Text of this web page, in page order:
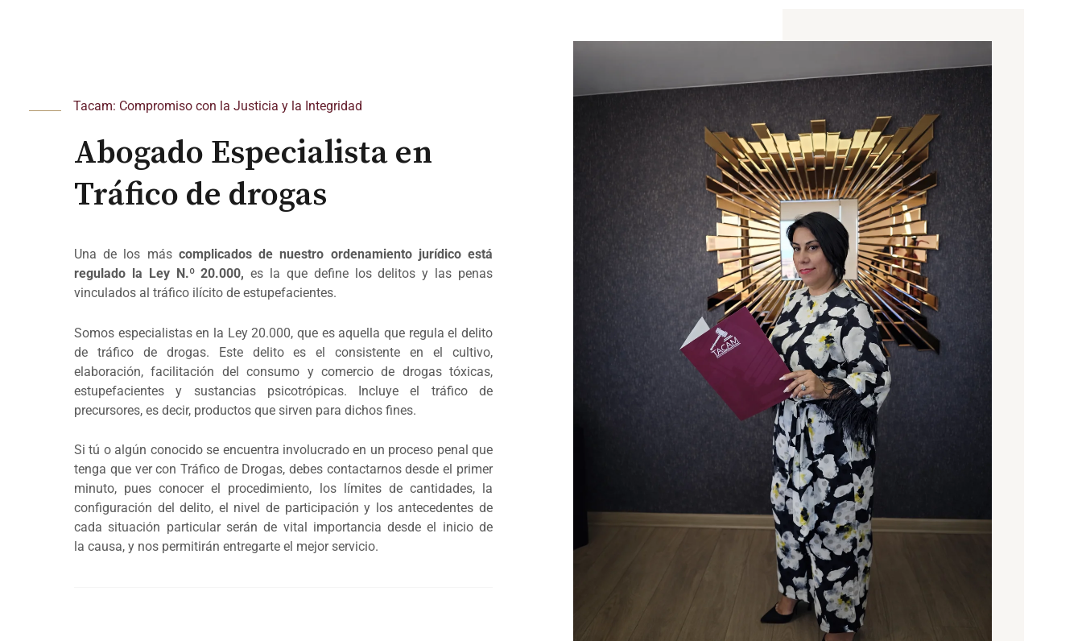
Tacam: Compromiso con la Justicia y la Integridad
Abogado Especialista en
Tráfico de drogas
Una de los más complicados de nuestro ordenamiento jurídico está
regulado la Ley N.º 20.000, es la que define los delitos y las penas
vinculados al tráfico ilícito de estupefacientes.
Somos especialistas en la Ley 20.000, que es aquella que regula el delito
de tráfico de drogas. Este delito es el consistente en el cultivo,
elaboración, facilitación del consumo y comercio de drogas tóxicas,
estupefacientes y sustancias psicotrópicas. Incluye el tráfico de
precursores, es decir, productos que sirven para dichos fines.
Si tú o algún conocido se encuentra involucrado en un proceso penal que
tenga que ver con Tráfico de Drogas, debes contactarnos desde el primer
minuto, pues conocer el procedimiento, los límites de cantidades, la
configuración del delito, el nivel de participación y los antecedentes de
cada situación particular serán de vital importancia desde el inicio de
la causa, y nos permitirán entregarte el mejor servicio.